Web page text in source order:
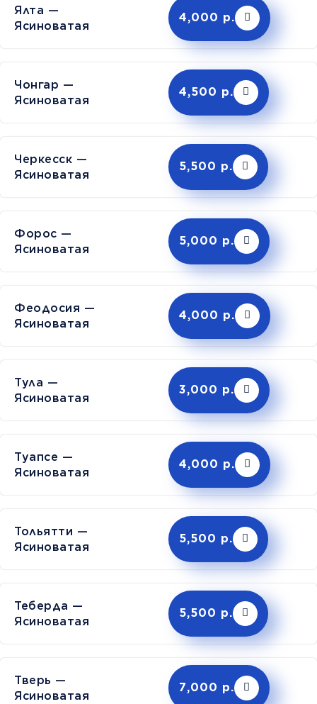
Ялта —
Ясиноватая
4,000 р.
Чонгар —
Ясиноватая
4,500 р.
Черкесск —
Ясиноватая
5,500 р.
Форос —
Ясиноватая
5,000 р.
Феодосия —
Ясиноватая
4,000 р.
Тула —
Ясиноватая
3,000 р.
Туапсе —
Ясиноватая
4,000 р.
Тольятти —
Ясиноватая
5,500 р.
Теберда —
Ясиноватая
5,500 р.
Тверь —
Ясиноватая
7,000 р.